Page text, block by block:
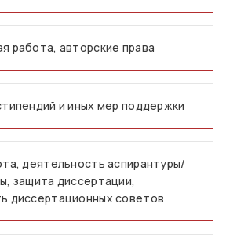
работа, авторские права
и иных мер поддержки
деятельность аспирантуры/
защита диссертации,
диссертационных советов